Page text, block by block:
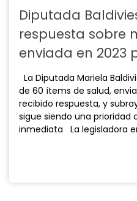
Diputada
respuesta sobre
enviada en 2023
La Diputada Mariela
de 60 ítems de salud,
recibido respuesta, y
sigue siendo una prioridad
inmediata La legisladora